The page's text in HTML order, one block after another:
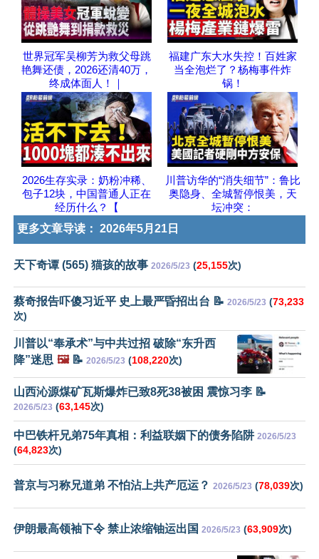
世界冠军吴柳芳为救父母跳
艳舞还债，2026还清40万，
终成体面人！｜
福建广东大水失控！百姓家
当全泡烂了？杨梅事件炸
锅！
2026生存实录：奶粉冲稀、
包子12块，中国普通人正在
经历什么？【
川普访华的“消失细节”：鲁比
奥隐身、全城暂停恨美，天
坛冲突：
更多文章导读： 2026年5月21日
天下奇谭 (565) 猫孩的故事 2026/5/23 (25,155次)
蔡奇报告吓傻习近平 史上最严昏招出台 📝 2026/5/23 (73,233
次)
川普以“奉承术”与中共过招 破除“东升西
降”迷思 🖼️📝 2026/5/23 (108,220次)
山西沁源煤矿瓦斯爆炸已致8死38被困 震惊习李 📝
2026/5/23 (63,145次)
中巴铁杆兄弟75年真相：利益联姻下的债务陷阱 2026/5/23
(64,823次)
普京与习称兄道弟 不怕沾上共产厄运？ 2026/5/23 (78,039次)
伊朗最高领袖下令 禁止浓缩铀运出国 2026/5/23 (63,909次)